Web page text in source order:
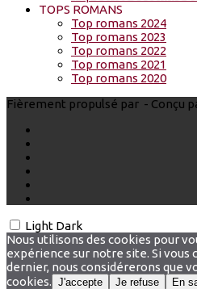
TOPS ROMANS
Top romans 2024
Top romans 2023
Top romans 2022
Top romans 2021
Top romans 2020
Fièrement propulsé par - Conçu
Light Dark
Nous utilisons des cookies pour
expérience sur notre site. Si vous
dernier, nous considérerons que
cookies. J'accepte Je refuse En